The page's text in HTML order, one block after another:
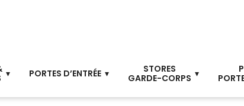
PORTES D’ENTRÉE
STORES
GARDE-CORPS